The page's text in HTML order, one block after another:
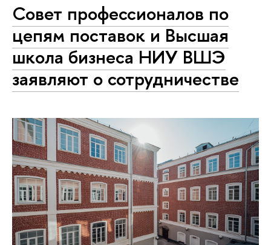
Совет профессионалов по
цепям поставок и Высшая
школа бизнеса НИУ ВШЭ
заявляют о сотрудничестве